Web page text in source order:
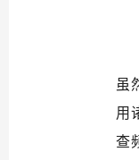
虽
用
查